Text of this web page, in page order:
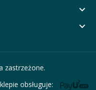
keyboard_arrow_down
keyboard_arrow_down
zastrzeżone.
obsługuje: